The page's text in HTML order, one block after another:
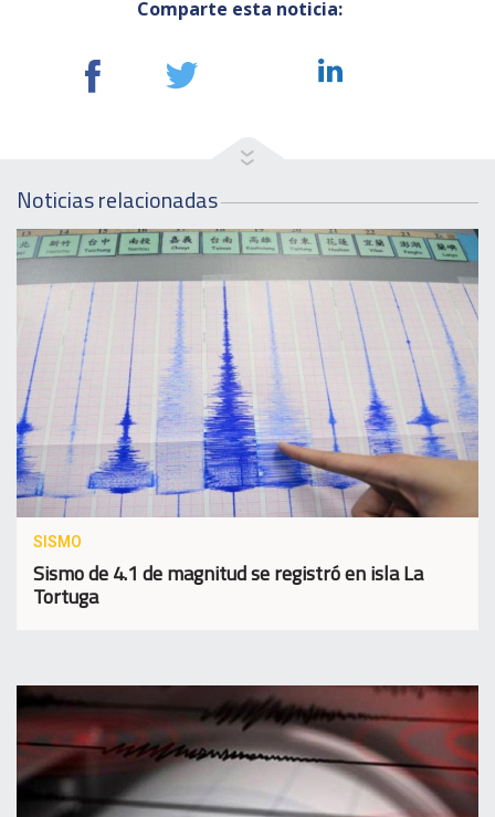
Comparte esta noticia:
Noticias relacionadas
SISMO
Sismo de 4.1 de magnitud se registró en isla La
Tortuga